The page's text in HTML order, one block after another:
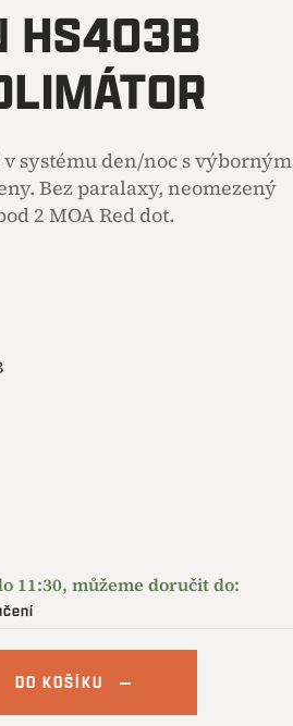
HS403B
systému den/noc s výborným
Bez paralaxy, neomezený
2 MOA Red dot.
DO KOŠÍKU